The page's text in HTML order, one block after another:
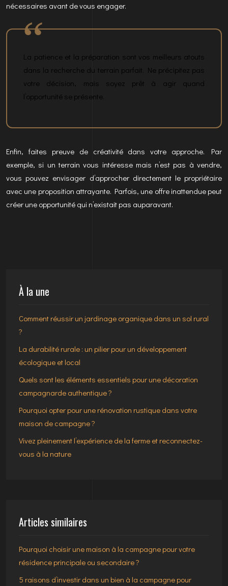
nécessaires avant de vous engager.
La patience et la préparation sont vos meilleurs atouts
dans la recherche du terrain parfait. Ne précipitez pas
votre décision, mais soyez prêt à agir quand
l’opportunité se présente.
Enfin, faites preuve de créativité dans votre approche. Par
exemple, si un terrain vous intéresse mais n’est pas à vendre,
vous pouvez envisager d’approcher directement le propriétaire
avec une proposition attrayante. Parfois, une offre inattendue peut
créer une opportunité qui n’existait pas auparavant.
À la une
Comment réussir un jardinage organique dans un sol rural
?
La durabilité rurale : un pilier pour un développement
écologique et local
Quels sont les éléments essentiels pour une décoration
campagnarde authentique ?
Pourquoi opter pour une rénovation rustique dans votre
maison de campagne ?
Vivez pleinement l’expérience de la ferme et reconnectez-
vous à la nature
Articles similaires
Pourquoi choisir une maison à la campagne pour votre
résidence principale ou secondaire ?
5 raisons d’investir dans un bien à la campagne pour